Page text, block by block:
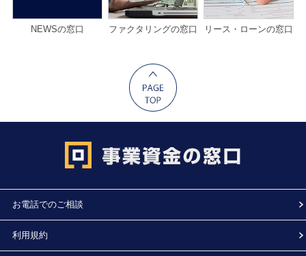
NEWSの窓口 ファクタリングの窓口 リース・ローンの窓口
お電話でのご相談
利用規約